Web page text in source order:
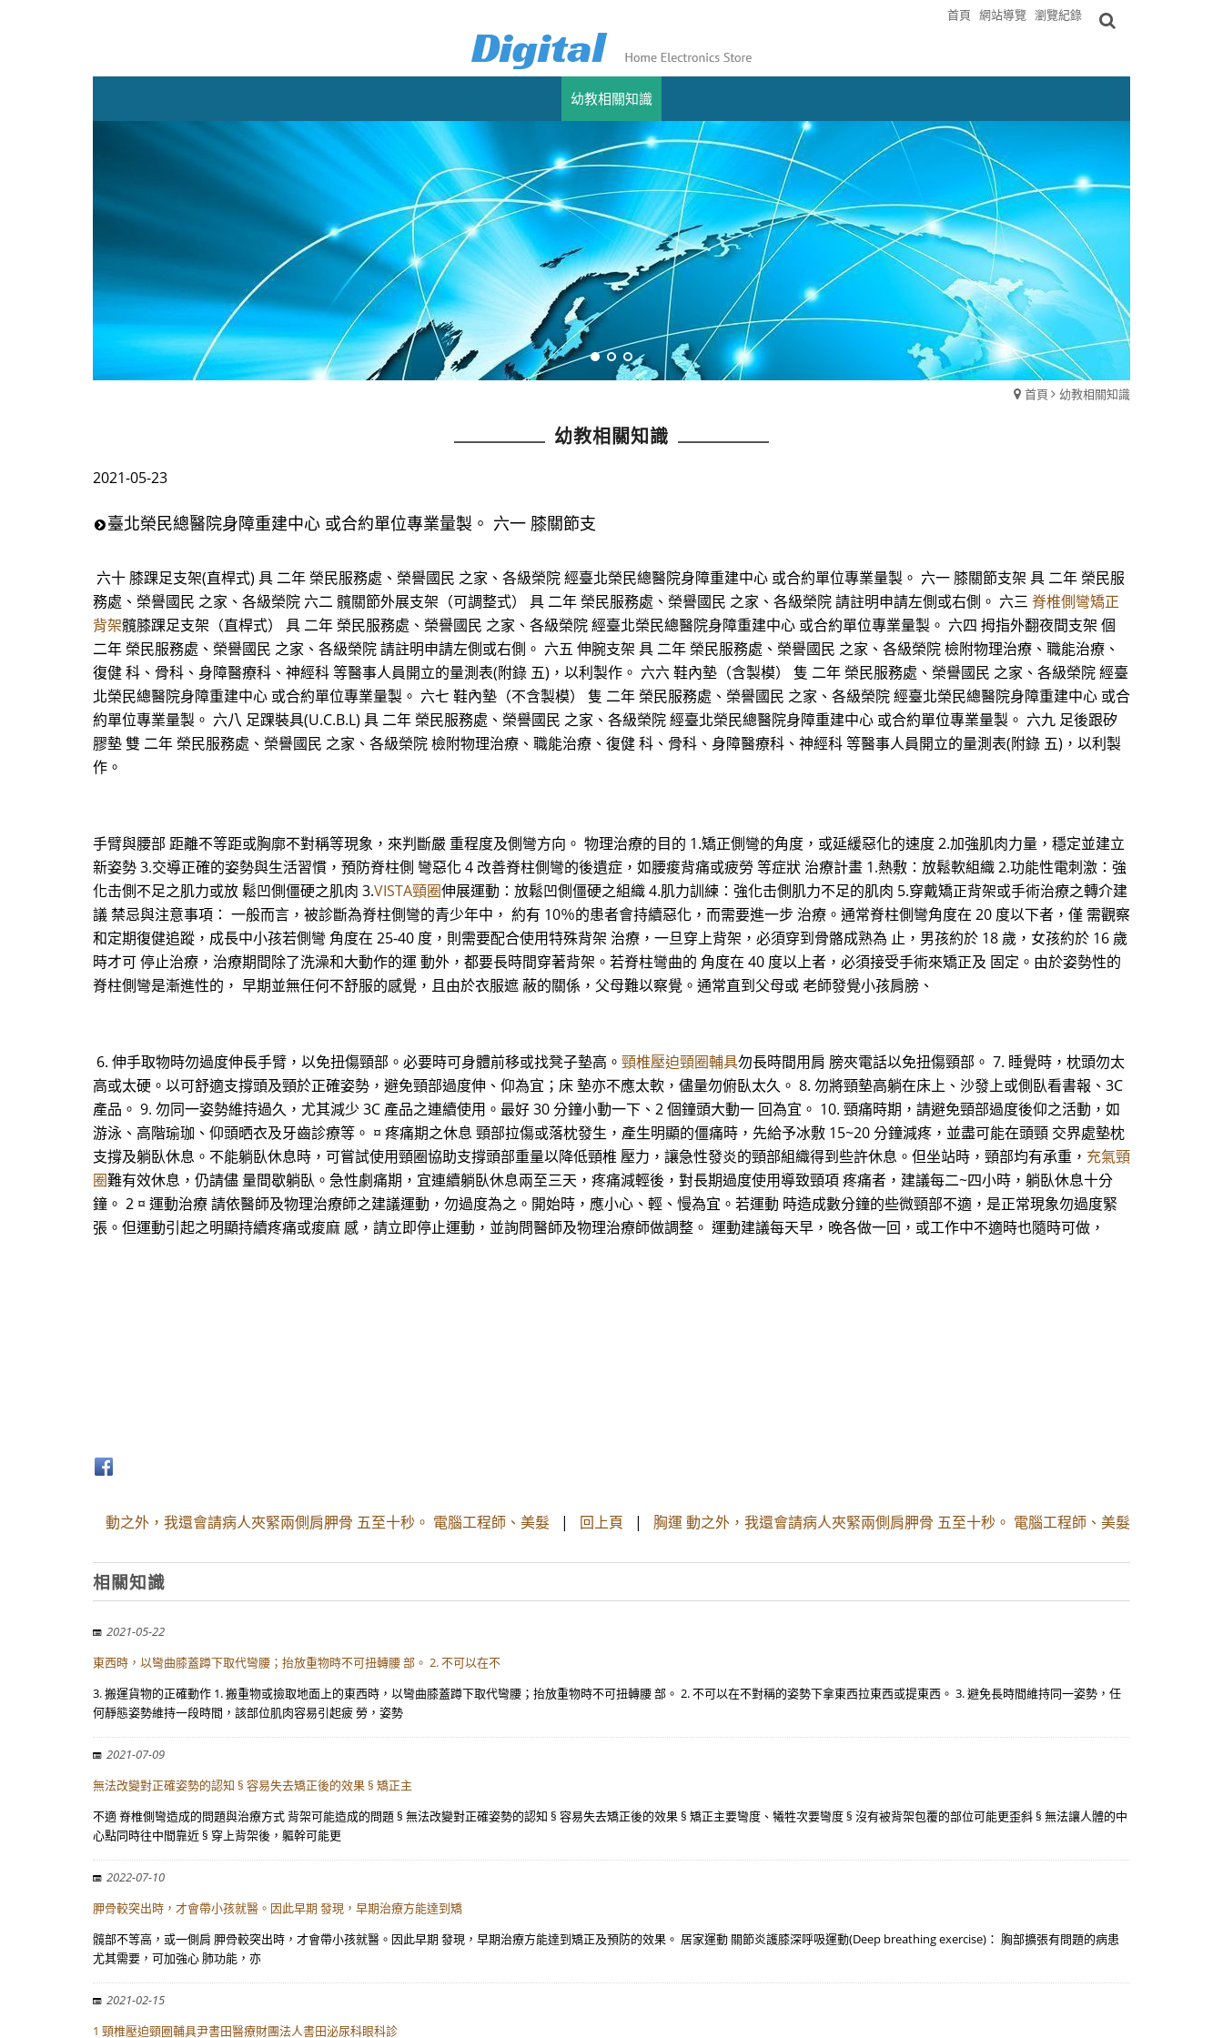
首頁 網站導覽 瀏覽紀錄
幼教相關知識
首頁 幼教相關知識
幼教相關知識
2021-05-23
臺北榮民總醫院身障重建中心 或合約單位專業量製。 六一 膝關節支
六十 膝踝足支架(直桿式) 具 二年 榮民服務處、榮譽國民 之家、各級榮院 經臺北榮民總醫院身障重建中心 或合約單位專業量製。 六一 膝關節支架 具 二年 榮民服
務處、榮譽國民 之家、各級榮院 六二 髖關節外展支架（可調整式） 具 二年 榮民服務處、榮譽國民 之家、各級榮院 請註明申請左側或右側。 六三 脊椎側彎矯正
背架髖膝踝足支架（直桿式） 具 二年 榮民服務處、榮譽國民 之家、各級榮院 經臺北榮民總醫院身障重建中心 或合約單位專業量製。 六四 拇指外翻夜間支架 個
二年 榮民服務處、榮譽國民 之家、各級榮院 請註明申請左側或右側。 六五 伸腕支架 具 二年 榮民服務處、榮譽國民 之家、各級榮院 檢附物理治療、職能治療、
復健 科、骨科、身障醫療科、神經科 等醫事人員開立的量測表(附錄 五)，以利製作。 六六 鞋內墊（含製模） 隻 二年 榮民服務處、榮譽國民 之家、各級榮院 經臺
北榮民總醫院身障重建中心 或合約單位專業量製。 六七 鞋內墊（不含製模） 隻 二年 榮民服務處、榮譽國民 之家、各級榮院 經臺北榮民總醫院身障重建中心 或合
約單位專業量製。 六八 足踝裝具(U.C.B.L) 具 二年 榮民服務處、榮譽國民 之家、各級榮院 經臺北榮民總醫院身障重建中心 或合約單位專業量製。 六九 足後跟矽
膠墊 雙 二年 榮民服務處、榮譽國民 之家、各級榮院 檢附物理治療、職能治療、復健 科、骨科、身障醫療科、神經科 等醫事人員開立的量測表(附錄 五)，以利製
作。
手臂與腰部 距離不等距或胸廓不對稱等現象，來判斷嚴 重程度及側彎方向。 物理治療的目的 1.矯正側彎的角度，或延緩惡化的速度 2.加強肌肉力量，穩定並建立
新姿勢 3.交導正確的姿勢與生活習慣，預防脊柱側 彎惡化 4 改善脊柱側彎的後遺症，如腰痠背痛或疲勞 等症狀 治療計畫 1.熱敷：放鬆軟組織 2.功能性電刺激：強
化击側不足之肌力或放 鬆凹側僵硬之肌肉 3.VISTA頸圈伸展運動：放鬆凹側僵硬之組織 4.肌力訓練：強化击側肌力不足的肌肉 5.穿戴矯正背架或手術治療之轉介建
議 禁忌與注意事項： 一般而言，被診斷為脊柱側彎的青少年中， 約有 10％的患者會持續惡化，而需要進一步 治療。通常脊柱側彎角度在 20 度以下者，僅 需觀察
和定期復健追蹤，成長中小孩若側彎 角度在 25-40 度，則需要配合使用特殊背架 治療，一旦穿上背架，必須穿到骨骼成熟為 止，男孩約於 18 歲，女孩約於 16 歲
時才可 停止治療，治療期間除了洗澡和大動作的運 動外，都要長時間穿著背架。若脊柱彎曲的 角度在 40 度以上者，必須接受手術來矯正及 固定。由於姿勢性的
脊柱側彎是漸進性的， 早期並無任何不舒服的感覺，且由於衣服遮 蔽的關係，父母難以察覺。通常直到父母或 老師發覺小孩肩膀、
6. 伸手取物時勿過度伸長手臂，以免扭傷頸部。必要時可身體前移或找凳子墊高。 頸椎壓迫頸圈輔具勿長時間用肩 膀夾電話以免扭傷頸部。 7. 睡覺時，枕頭勿太
高或太硬。以可舒適支撐頭及頸於正確姿勢，避免頸部過度伸、仰為宜；床 墊亦不應太軟，儘量勿俯臥太久。 8. 勿將頸墊高躺在床上、沙發上或側臥看書報、3C
產品。 9. 勿同一姿勢維持過久，尤其減少 3C 產品之連續使用。最好 30 分鐘小動一下、2 個鐘頭大動一 回為宜。 10. 頸痛時期，請避免頸部過度後仰之活動，如
游泳、高階瑜珈、仰頭晒衣及牙齒診療等。 ¤ 疼痛期之休息 頸部拉傷或落枕發生，產生明顯的僵痛時，先給予冰敷 15~20 分鐘減疼，並盡可能在頭頸 交界處墊枕
支撐及躺臥休息。不能躺臥休息時，可嘗試使用頸圈協助支撐頭部重量以降低頸椎 壓力，讓急性發炎的頸部組織得到些許休息。但坐站時，頸部均有承重， 充氣頸
圈難有效休息，仍請儘 量間歇躺臥。急性劇痛期，宜連續躺臥休息兩至三天，疼痛減輕後，對長期過度使用導致頸項 疼痛者，建議每二~四小時，躺臥休息十分
鐘。 2 ¤ 運動治療 請依醫師及物理治療師之建議運動，勿過度為之。開始時，應小心、輕、慢為宜。若運動 時造成數分鐘的些微頸部不適，是正常現象勿過度緊
張。但運動引起之明顯持續疼痛或痠麻 感，請立即停止運動，並詢問醫師及物理治療師做調整。 運動建議每天早，晚各做一回，或工作中不適時也隨時可做，
動之外，我還會請病人夾緊兩側肩胛骨 五至十秒。 電腦工程師、美髮 | 回上頁 | 胸運 動之外，我還會請病人夾緊兩側肩胛骨 五至十秒。 電腦工程師、美髮
相關知識
2021-05-22
東西時，以彎曲膝蓋蹲下取代彎腰；抬放重物時不可扭轉腰 部。 2. 不可以在不
3. 搬運貨物的正確動作 1. 搬重物或撿取地面上的東西時，以彎曲膝蓋蹲下取代彎腰；抬放重物時不可扭轉腰 部。 2. 不可以在不對稱的姿勢下拿東西拉東西或提東西。 3. 避免長時間維持同一姿勢，任
何靜態姿勢維持一段時間，該部位肌肉容易引起疲 勞，姿勢
2021-07-09
無法改變對正確姿勢的認知 § 容易失去矯正後的效果 § 矯正主
不適 脊椎側彎造成的問題與治療方式 背架可能造成的問題 § 無法改變對正確姿勢的認知 § 容易失去矯正後的效果 § 矯正主要彎度、犧牲次要彎度 § 沒有被背架包覆的部位可能更歪斜 § 無法讓人體的中
心點同時往中間靠近 § 穿上背架後，軀幹可能更
2022-07-10
胛骨較突出時，才會帶小孩就醫。因此早期 發現，早期治療方能達到矯
髖部不等高，或一側肩 胛骨較突出時，才會帶小孩就醫。因此早期 發現，早期治療方能達到矯正及預防的效果。 居家運動 關節炎護膝深呼吸運動(Deep breathing exercise)： 胸部擴張有問題的病患
尤其需要，可加強心 肺功能，亦
2021-02-15
1 頸椎壓迫頸圈輔具尹書田醫療財團法人書田泌尿科眼科診